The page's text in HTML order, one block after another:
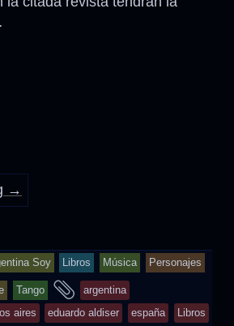
→
Soy Libros Música Personajes
Tango
and
tagged
argentina
aires eduardo aldiser españa
Libros